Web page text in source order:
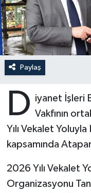
Paylaş
D iyanet İşleri
Vakfının
Yılı Vekalet
kapsamında
2026 Yılı Vekalet
Organizasyonu
Aydın
Balıkesir
Bartın
Batman
Bayburt
Bilecik
Bingöl
Mukabele
Ramazan
Sahabeler
DİYANET
DİYANET
DEPREM
Dünya
Kültür-Sanat
Aile